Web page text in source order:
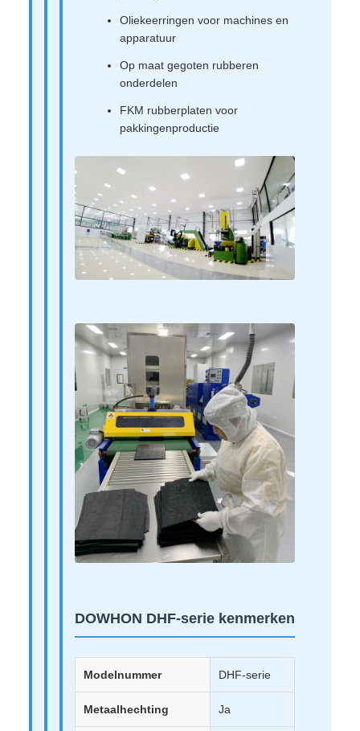
Oliekeerringen voor machines en
apparatuur
Op maat gegoten rubberen
onderdelen
FKM rubberplaten voor
pakkingenproductie
DOWHON DHF-serie kenmerken
Modelnummer DHF-serie
Metaalhechting Ja